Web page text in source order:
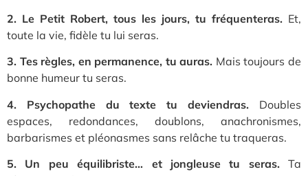
2. Le Petit Robert, tous les jours, tu fréquenteras. Et,
toute la vie, fidèle tu lui seras.
3. Tes règles, en permanence, tu auras. Mais toujours de
bonne humeur tu seras.
4. Psychopathe du texte tu deviendras. Doubles
espaces, redondances, doublons, anachronismes,
barbarismes et pléonasmes sans relâche tu traqueras.
5. Un peu équilibriste… et jongleuse tu seras. Ta